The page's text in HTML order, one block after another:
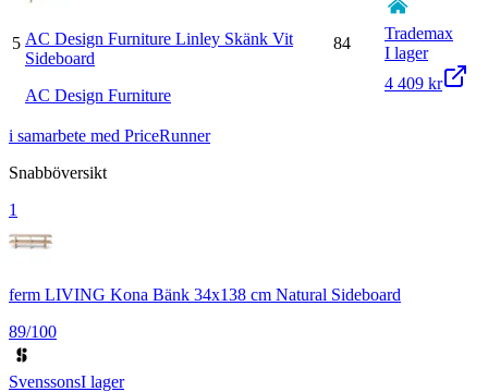
5 AC Design Furniture Linley Skänk Vit
Sideboard
AC Design Furniture
84
Trademax
I lager
4 409 kr
i samarbete med PriceRunner
Snabböversikt
1
ferm LIVING Kona Bänk 34x138 cm Natural Sideboard
89/100
SvenssonsI lager